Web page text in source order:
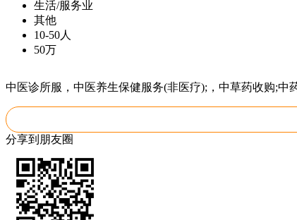
生活/服务业
其他
10-50人
50万
中医诊所服，中医养生保健服务(非医疗);，中草药收购;中
分享到朋友圈